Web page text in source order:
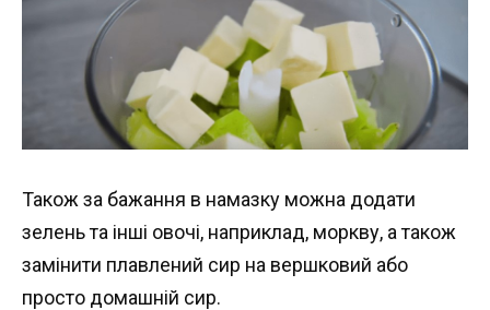
Також за бажання в намазку можна додати
зелень та інші овочі, наприклад, моркву, а також
замінити плавлений сир на вершковий або
просто домашній сир.